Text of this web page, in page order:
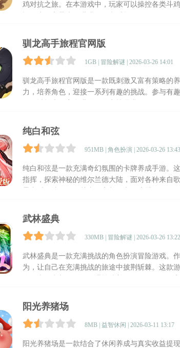
鸡对抗之旅。在本游戏中，玩家可以操控各类斗
驯龙高手旅程官网版
1GB | 冒险解谜 | 2026-03-26 14:01
驯龙高手旅程官网版是一款既刺激又富有策略的
力，培养角色，迎接一系列有趣的挑战。参与有
纯白和弦
951MB | 角色扮演 | 2026-03-26 13:43
纯白和弦是一款充满奇幻氛围的卡牌养成手游。
指挥，探索神秘的维尔兰德大陆，面对各种来自
武林盛典
330MB | 冒险解谜 | 2026-03-26 13:22
武林盛典是一款充满挑战的角色扮演冒险游戏。
为，让自己在充满挑战的旅途中披荆斩棘。这款
阳光养猪场
8MB | 益智休闲 | 2026-03-11 13:17
阳光养猪场是一款结合了休闲养成与真实收益提